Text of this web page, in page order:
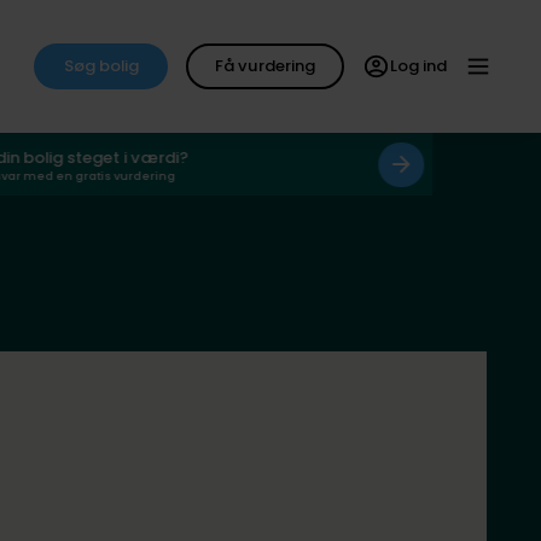
Søg bolig Få vurdering Log ind
bolig steget i værdi?
med en gratis vurdering